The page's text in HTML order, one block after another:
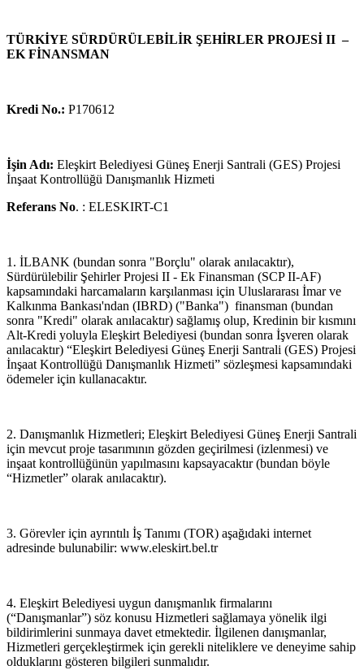
TÜRKİYE SÜRDÜRÜLEBİLİR ŞEHİRLER PROJESİ II –
EK FİNANSMAN
Kredi No.: P170612
İşin Adı: Eleşkirt Belediyesi Güneş Enerji Santrali (GES) Projesi
İnşaat Kontrollüğü Danışmanlık Hizmeti
Referans No. : ELESKIRT-C1
1. İLBANK (bundan sonra "Borçlu" olarak anılacaktır),
Sürdürülebilir Şehirler Projesi II - Ek Finansman (SCP II-AF)
kapsamındaki harcamaların karşılanması için Uluslararası İmar ve
Kalkınma Bankası'ndan (IBRD) ("Banka") finansman (bundan
sonra "Kredi" olarak anılacaktır) sağlamış olup, Kredinin bir kısmını
Alt-Kredi yoluyla Eleşkirt Belediyesi (bundan sonra İşveren olarak
anılacaktır) “Eleşkirt Belediyesi Güneş Enerji Santrali (GES) Projesi
İnşaat Kontrollüğü Danışmanlık Hizmeti” sözleşmesi kapsamındaki
ödemeler için kullanacaktır.
2. Danışmanlık Hizmetleri; Eleşkirt Belediyesi Güneş Enerji Santrali
için mevcut proje tasarımının gözden geçirilmesi (izlenmesi) ve
inşaat kontrollüğünün yapılmasını kapsayacaktır (bundan böyle
“Hizmetler” olarak anılacaktır).
3. Görevler için ayrıntılı İş Tanımı (TOR) aşağıdaki internet
adresinde bulunabilir: www.eleskirt.bel.tr
4. Eleşkirt Belediyesi uygun danışmanlık firmalarını
(“Danışmanlar”) söz konusu Hizmetleri sağlamaya yönelik ilgi
bildirimlerini sunmaya davet etmektedir. İlgilenen danışmanlar,
Hizmetleri gerçekleştirmek için gerekli niteliklere ve deneyime sahip
olduklarını gösteren bilgileri sunmalıdır.